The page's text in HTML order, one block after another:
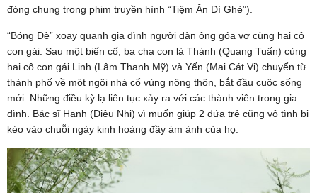
đóng chung trong phim truyền hình “Tiệm Ăn Dì Ghẻ”).
“Bóng Đè” xoay quanh gia đình người đàn ông góa vợ cùng hai cô
con gái. Sau một biến cố, ba cha con là Thành (Quang Tuấn) cùng
hai cô con gái Linh (Lâm Thanh Mỹ) và Yến (Mai Cát Vi) chuyển từ
thành phố về một ngôi nhà cổ vùng nông thôn, bắt đầu cuộc sống
mới. Những điều kỳ lạ liên tục xảy ra với các thành viên trong gia
đình. Bác sĩ Hạnh (Diệu Nhi) vì muốn giúp 2 đứa trẻ cũng vô tình bị
kéo vào chuỗi ngày kinh hoàng đầy ám ảnh của họ.